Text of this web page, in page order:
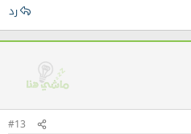
رد
#13